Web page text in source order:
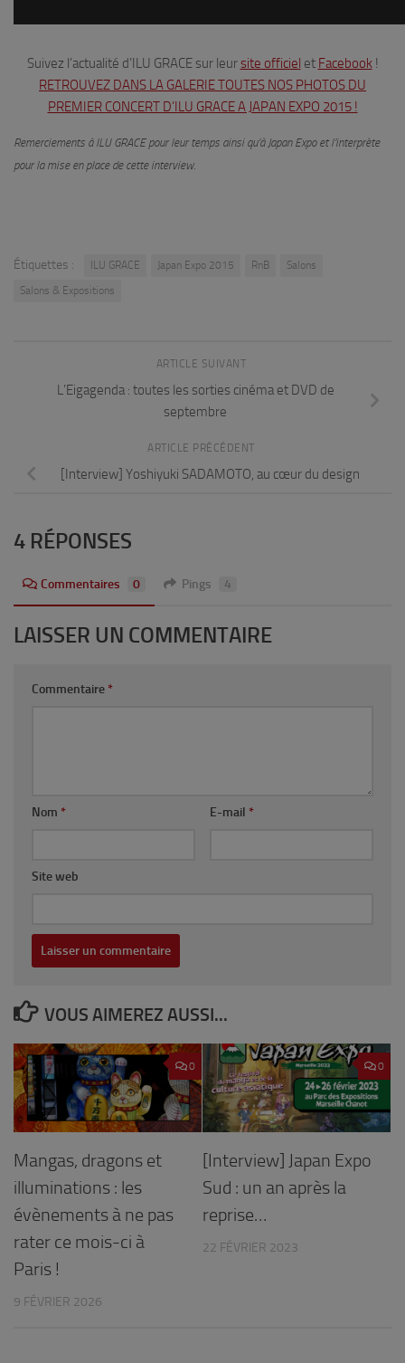
Suivez l’actualité d’ILU GRACE sur leursite officiel et Facebook!
RETROUVEZ DANS LA GALERIE TOUTES NOS PHOTOS DU
PREMIER CONCERT D’ILU GRACE A JAPAN EXPO 2015 !
Remerciements à ILU GRACE pour leur temps ainsi qu’à Japan Expo et l’interprète
pour la mise en place de cette interview.
Étiquettes : ILU GRACE Japan Expo 2015 RnB
Salons
Salons & Expositions
ARTICLE SUIVANT
L’Eigagenda : toutes les sorties cinéma et DVD de
septembre
ARTICLE PRÉCÉDENT
[Interview] Yoshiyuki SADAMOTO, au cœur du design
4 RÉPONSES
Commentaires 0 Pings 4
LAISSER UN COMMENTAIRE
Commentaire *
Nom * E-mail *
Site web
VOUS AIMEREZ AUSSI...
0
Mangas, dragons et
illuminations : les
évènements à ne pas
rater ce mois-ci à
Paris !
9 FÉVRIER 2026
0
[Interview] Japan Expo
Sud : un an après la
reprise…
22 FÉVRIER 2023